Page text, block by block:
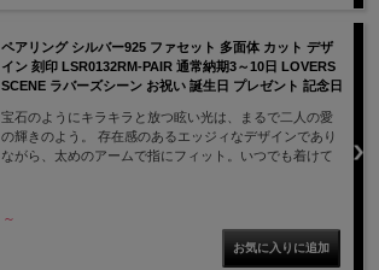
ペアリング シルバー925 ファセット 多面体 カット デザ
イン 刻印 LSR0132RM-PAIR 通常納期3～10日 LOVERS
SCENE ラバーズシーン お祝い 誕生日 プレゼント 記念日
宝石のようにキラキラと放つ眩い光は、まるで二人の愛
の輝きのよう。 存在感のあるエッジィなデザインであり
ながら、太めのアームで指にフィット。いつでも着けて
～